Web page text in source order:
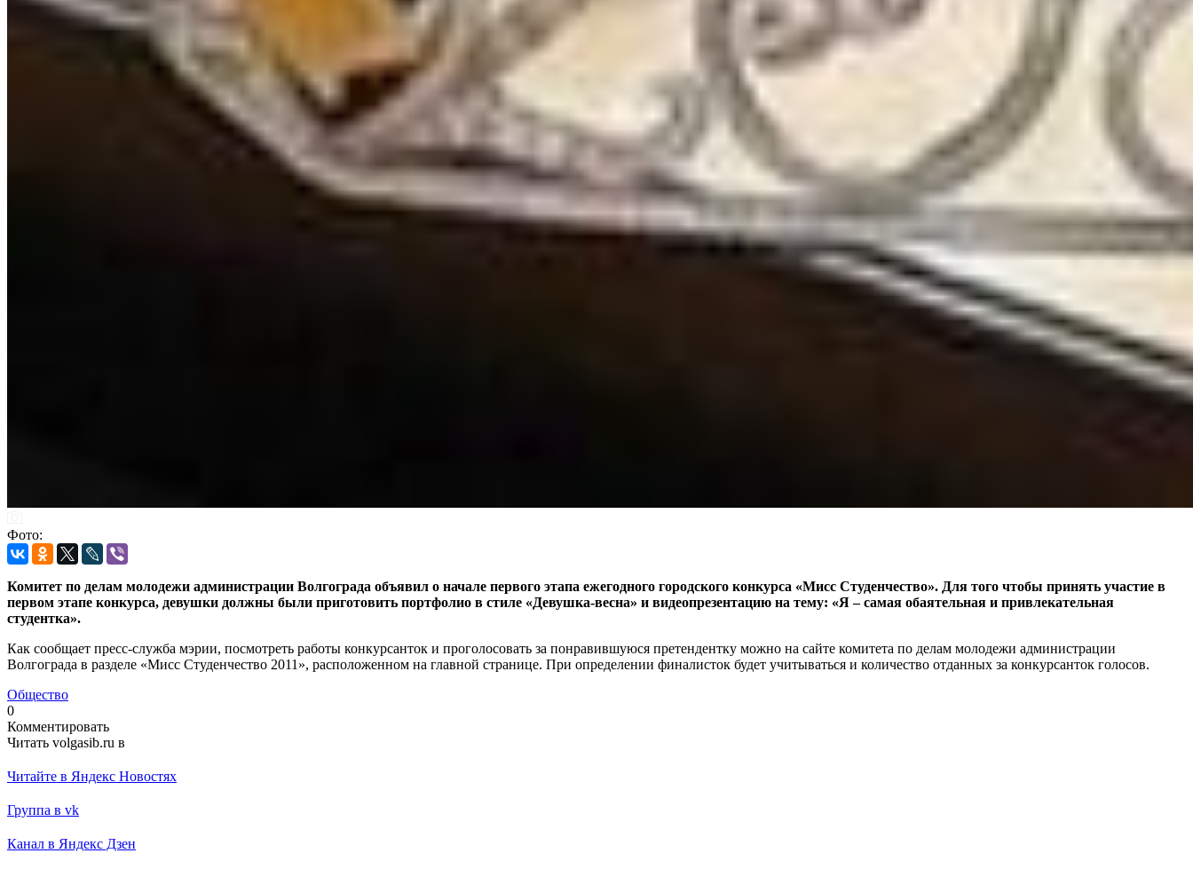
Фото:
Комитет по делам молодежи администрации Волгограда объявил о начале первого этапа ежегодного городского конкурса «Мисс Студенчество». Для того чтобы принять участие в
первом этапе конкурса, девушки должны были приготовить портфолио в стиле «Девушка-весна» и видеопрезентацию на тему: «Я – самая обаятельная и привлекательная
студентка».
Как сообщает пресс-служба мэрии, посмотреть работы конкурсанток и проголосовать за понравившуюся претендентку можно на сайте комитета по делам молодежи администрации
Волгограда в разделе «Мисс Студенчество 2011», расположенном на главной странице. При определении финалисток будет учитываться и количество отданных за конкурсанток голосов.
Общество
0
Комментировать
Читать volgasib.ru в
Читайте в Яндекс Новостях
Группа в vk
Канал в Яндекс Дзен